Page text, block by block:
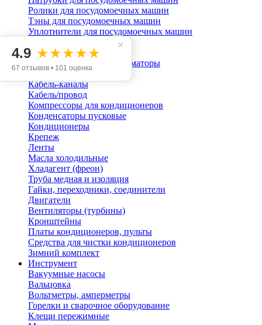
Ролики для посудомоечных машин
Тэны для посудомоечных машин
Уплотнители для посудомоечных машин
Кондиционирование
Блоки питания, трансформаторы
Датчики
Кабель-каналы
Кабель/провод
Компрессоры для кондиционеров
Конденсаторы пусковые
Кондиционеры
Крепеж
Ленты
Масла холодильные
Хладагент (фреон)
Труба медная и изоляция
Гайки, переходники, соединители
Двигатели
Вентиляторы (турбины)
Кронштейны
Платы кондиционеров, пульты
Средства для чистки кондиционеров
Зимний комплект
Инструмент
Вакуумные насосы
Вальцовка
Вольтметры, амперметры
Горелки и сварочное оборудование
Клещи пережимные
×
4.9 ★★★★★
67 отзывов • 101 оценка